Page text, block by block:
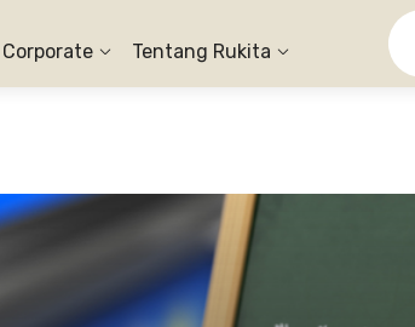
Tentang Rukita